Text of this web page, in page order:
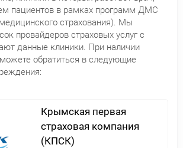
пациентов в рамках программ ДМС
страхования). Мы
провайдеров страховых услуг с
данные клиники. При наличии
обратиться в следующие
Крымская первая
страховая компания
(КПСК)